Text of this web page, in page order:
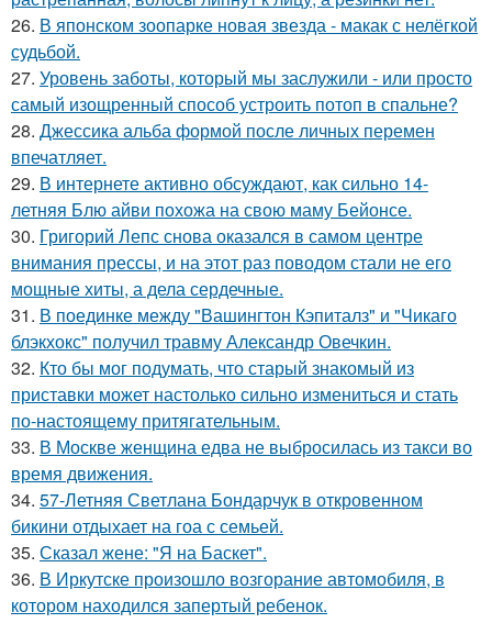
26. В японском зоопарке новая звезда - макак с нелёгкой
судьбой.
27. Уровень заботы, который мы заслужили - или просто
самый изощренный способ устроить потоп в спальне?
28. Джессика альба формой после личных перемен
впечатляет.
29. В интернете активно обсуждают, как сильно 14-
летняя Блю айви похожа на свою маму Бейонсе.
30. Григорий Лепс снова оказался в самом центре
внимания прессы, и на этот раз поводом стали не его
мощные хиты, а дела сердечные.
31. В поединке между "Вашингтон Кэпиталз" и "Чикаго
блэкхокс" получил травму Александр Овечкин.
32. Кто бы мог подумать, что старый знакомый из
приставки может настолько сильно измениться и стать
по-настоящему притягательным.
33. В Москве женщина едва не выбросилась из такси во
время движения.
34. 57-Летняя Светлана Бондарчук в откровенном
бикини отдыхает на гоа с семьей.
35. Сказал жене: "Я на Баскет".
36. В Иркутске произошло возгорание автомобиля, в
котором находился запертый ребенок.